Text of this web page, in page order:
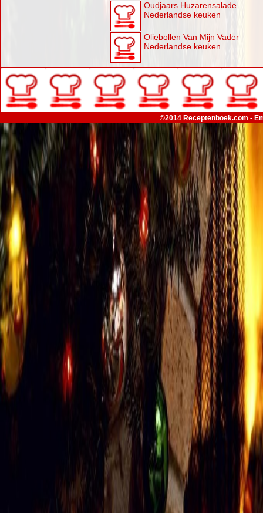
Oudjaars Huzarensalade
Nederlandse keuken
Oliebollen Van Mijn Vader
Nederlandse keuken
©2014 Receptenboek.com -